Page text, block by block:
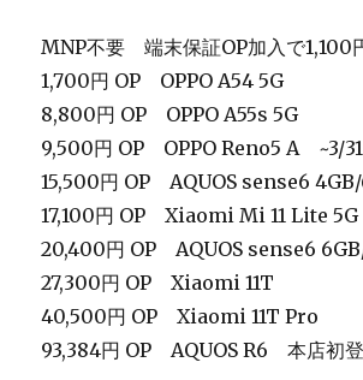
MNP不要 端末保証OP加入で1,100
1,700円 OP OPPO A54 5G
8,800円 OP OPPO A55s 5G
9,500円 OP OPPO Reno5 A ~3/31
15,500円 OP AQUOS sense6
17,100円 OP Xiaomi Mi 11 Lite 5G
20,400円 OP AQUOS sense6
27,300円 OP Xiaomi 11T
40,500円 OP Xiaomi 11T Pro
93,384円 OP AQUOS R6 本店初